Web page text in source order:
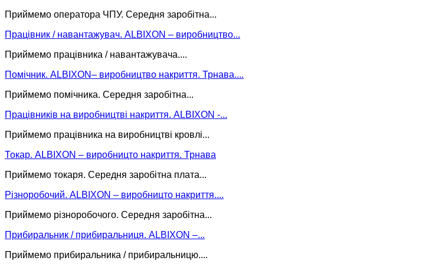
Приймемо оператора ЧПУ. Середня заробітна...
Працівник / навантажувач. ALBIXON – виробництво...
Приймемо працівника / навантажувача....
Помічник. ALBIXON– виробництво накриття. Трнава....
Приймемо помічника. Середня заробітна...
Працівників на виробництві накриття. ALBIXON -...
Приймемо працівника на виробництві кровлі...
Токар. ALBIXON – виробницто накриття. Трнава
Приймемо токаря. Середня заробітна плата...
Різноробочий. ALBIXON – виробницто накриття....
Приймемо різноробочого. Середня заробітна...
Прибиральник / прибиральниця. ALBIXON –...
Приймемо прибиральника / прибиральницю....